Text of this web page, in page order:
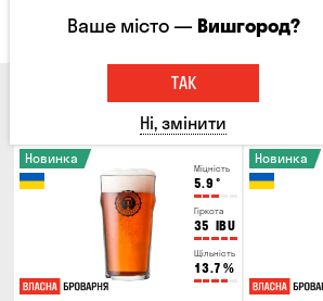
Всі товари Пиво Сидр Вино
Міцність
5.9 °
Гіркота
35 IBU
Щільність
13.7 %
Новинка Новинка
Ваше місто —Вишгород?
ТАК
Ні, змінити